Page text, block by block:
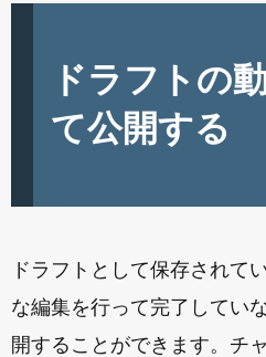
ドラフトの
て公開する
ドラフトとして保存されて
な編集を行って完了してい
開することができます。チ